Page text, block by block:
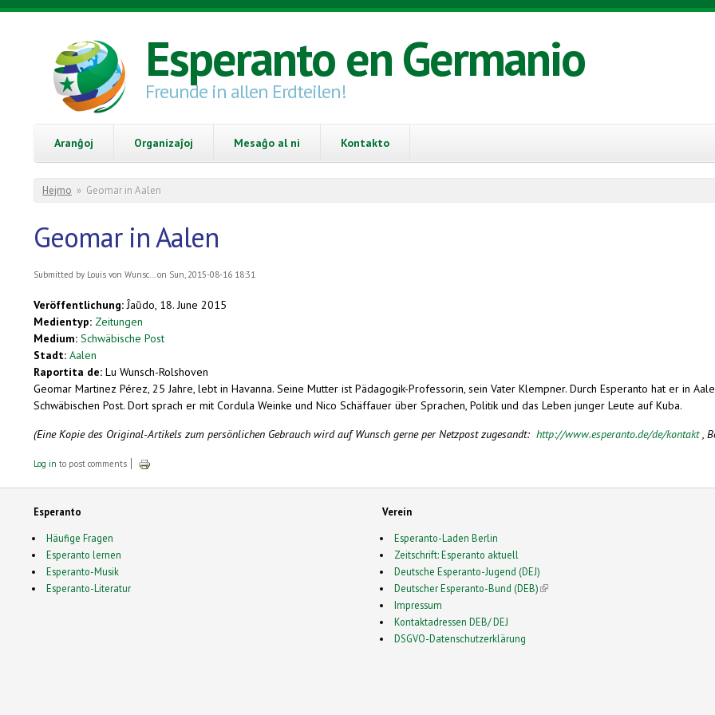
Skip to main content
Esperanto en Germanio
Freunde in allen Erdteilen!
Aranĝoj Organizaĵoj Mesaĝo al ni Kontakto
You are here
Hejmo » Geomar in Aalen
Geomar in Aalen
Submitted by Louis von Wunsc...on Sun, 2015-08-16 18:31
Veröffentlichung:Ĵaŭdo, 18. June 2015
Medientyp: Zeitungen
Medium: Schwäbische Post
Stadt: Aalen
Raportita de: Lu Wunsch-Rolshoven
Geomar Martinez Pérez, 25 Jahre, lebt in Havanna. Seine Mutter ist Pädagogik-Professorin, sein Vater Klempner. Durch Esperanto hat er in
Schwäbischen Post. Dort sprach er mit Cordula Weinke und Nico Schäffauer über Sprachen, Politik und das Leben junger Leute auf Kuba.
(Eine Kopie des Original-Artikels zum persönlichen Gebrauch wird auf Wunsch gerne per Netzpost zugesandt: http://www.esperanto.de/de/kontakt,
Log in to post comments
Esperanto
Häufige Fragen
Esperanto lernen
Esperanto-Musik
Esperanto-Literatur
Verein
Esperanto-Laden Berlin
Zeitschrift: Esperanto aktuell
Deutsche Esperanto-Jugend (DEJ)
Deutscher Esperanto-Bund (DEB)(link is external)
Impressum
Kontaktadressen DEB/ DEJ
DSGVO-Datenschutzerklärung